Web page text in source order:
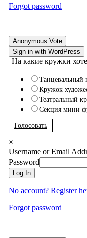
Forgot password
Anonymous Vote
Sign in with WordPress
На какие кружки
Танцевальный
Кружок
Театральный
Секция мини
Голосовать
×
Username or Email
Password
Log In
No account? Register
Forgot password